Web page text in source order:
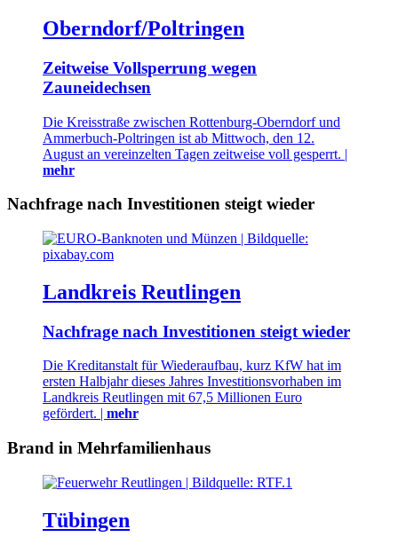
Oberndorf/Poltringen
Zeitweise Vollsperrung wegen
Zauneidechsen
Die Kreisstraße zwischen Rottenburg-Oberndorf und
Ammerbuch-Poltringen ist ab Mittwoch, den 12.
August an vereinzelten Tagen zeitweise voll gesperrt. |
mehr
Nachfrage nach Investitionen steigt wieder
Landkreis Reutlingen
Nachfrage nach Investitionen steigt wieder
Die Kreditanstalt für Wiederaufbau, kurz KfW hat im
ersten Halbjahr dieses Jahres Investitionsvorhaben im
Landkreis Reutlingen mit 67,5 Millionen Euro
gefördert. | mehr
Brand in Mehrfamilienhaus
Tübingen